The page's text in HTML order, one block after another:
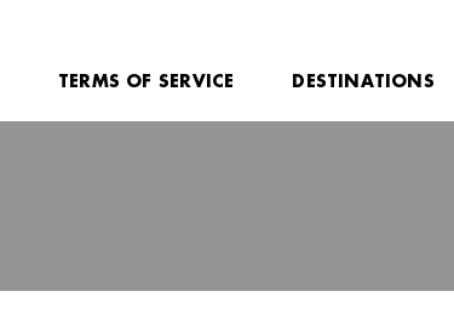
TERMS OF SERVICE DESTINATIONS